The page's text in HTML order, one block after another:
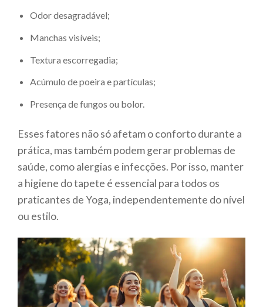
Odor desagradável;
Manchas visíveis;
Textura escorregadia;
Acúmulo de poeira e partículas;
Presença de fungos ou bolor.
Esses fatores não só afetam o conforto durante a
prática, mas também podem gerar problemas de
saúde, como alergias e infecções. Por isso, manter
a higiene do tapete é essencial para todos os
praticantes de Yoga, independentemente do nível
ou estilo.